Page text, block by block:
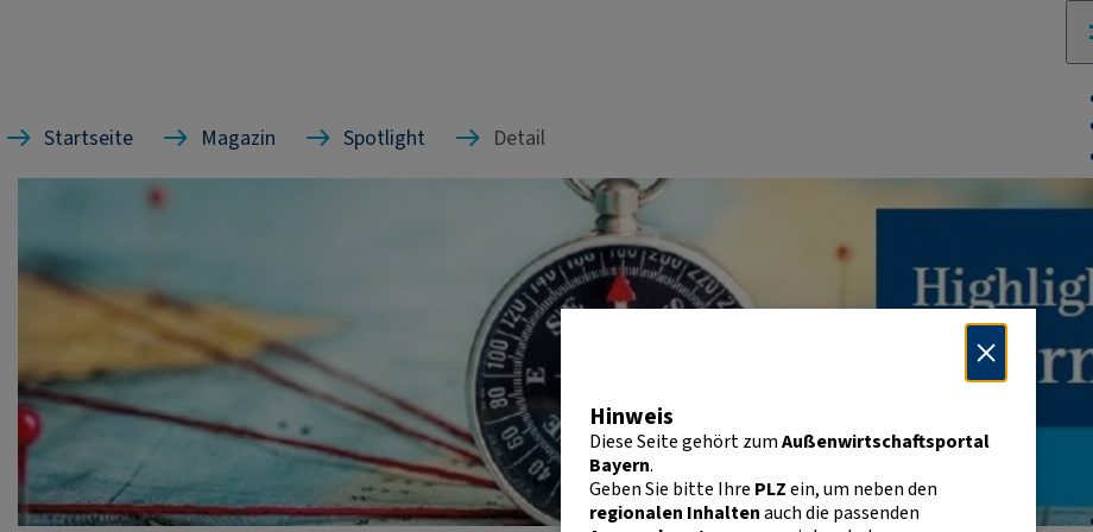
Startseite Magazin Spotlight Detail
Hinweis
Diese Seite gehört zumAußenwirtschaftsportal
Bayern.
Geben Sie bitte Ihre PLZein, um neben den
regionalen Inhaltenauch die passenden